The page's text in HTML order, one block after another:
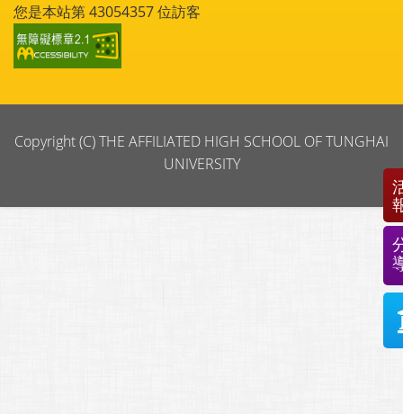
您是本站第43054357位訪客
Copyright (C) THE AFFILIATED HIGH SCHOOL OF TUNGHAI
UNIVERSITY